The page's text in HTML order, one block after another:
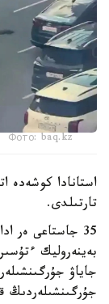
Фото: baq.kz
استانادا كوشەدە
تارتىلدى.
35 جاستاعى ەر
بەينەروليك
جاياۋ
جۇرگىنشىلەردىڭ